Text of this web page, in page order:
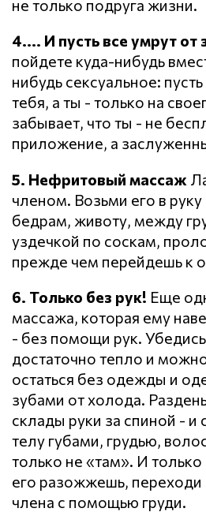
не только подруга жизни.
4.... И пусть все умрут от
пойдете куда-нибудь
нибудь сексуальное:
тебя, а ты - только на
забывает, что ты - не
приложение, а
5. Нефритовый массаж
членом. Возьми его в
бедрам, животу, между
уздечкой по соскам,
прежде чем перейдешь к
6. Только без рук! Еще
массажа, которая ему
- без помощи рук.
достаточно тепло и
остаться без одежды и
зубами от холода.
склады руки за спиной - и
телу губами, грудью,
только не «там». И только
его разожжешь, переходи
члена с помощью груди.